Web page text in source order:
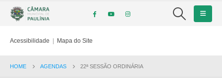
Acessibilidade | Mapa do Site
HOME AGENDAS 22ª SESSÃO ORDINÁRIA